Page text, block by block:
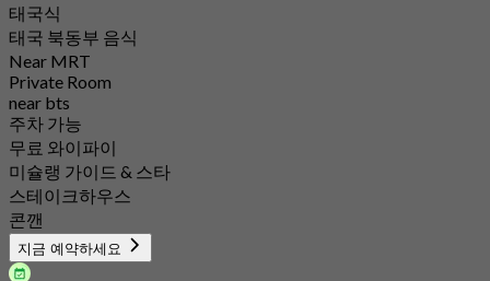
태국식
태국 북동부 음식
Near MRT
Private Room
near bts
주차 가능
무료 와이파이
미슐랭 가이드 & 스타
스테이크하우스
콘깬
지금 예약하세요